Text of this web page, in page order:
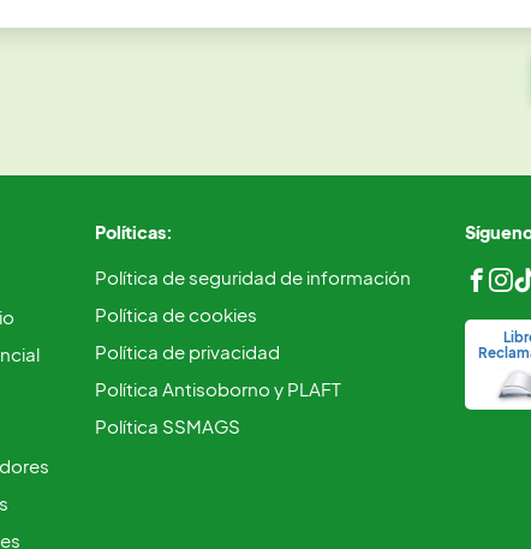
Políticas:
Política de seguridad de información
Política de cookies
Política de privacidad
Política Antisoborno y PLAFT
Política SSMAGS